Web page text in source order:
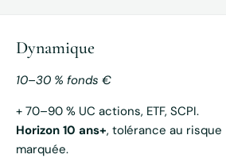
Dynamique
10–30 % fonds €
+ 70–90 % UC actions, ETF, SCPI.
Horizon 10 ans+, tolérance au risque
marquée.